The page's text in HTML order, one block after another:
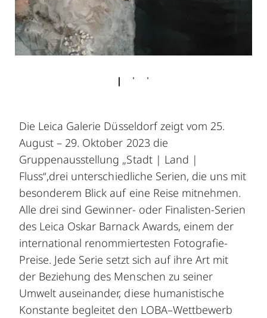
Die Leica Galerie Düsseldorf zeigt vom 25.
August – 29. Oktober 2023 die
Gruppenausstellung „Stadt | Land |
Fluss“,drei unterschiedliche Serien, die uns mit
besonderem Blick auf eine Reise mitnehmen.
Alle drei sind Gewinner- oder Finalisten-Serien
des Leica Oskar Barnack Awards, einem der
international renommiertesten Fotografie-
Preise. Jede Serie setzt sich auf ihre Art mit
der Beziehung des Menschen zu seiner
Umwelt auseinander, diese humanistische
Konstante begleitet den LOBA–Wettbewerb